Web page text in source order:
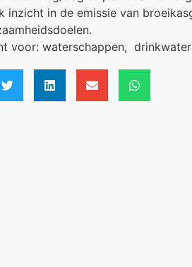
inzicht in de emissie van
voor: waterschappen,